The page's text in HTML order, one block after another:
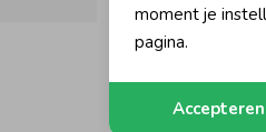
Gymp
moment je
pagina.
Accepteren